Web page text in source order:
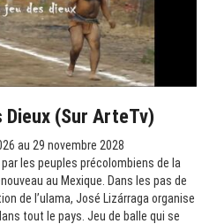
Dieux (sur ArteTv)
au 29 novembre 2028
par les peuples précolombiens de la
au Mexique. Dans les pas de
de l’ulama, José Lizárraga organise
tout le pays. Jeu de balle qui se